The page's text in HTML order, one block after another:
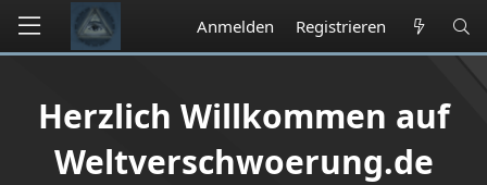
Anmelden Registrieren
Herzlich Willkommen auf
Weltverschwoerung.de